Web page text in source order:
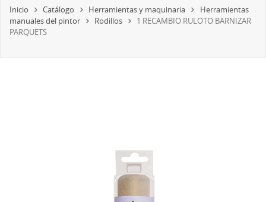
Inicio Catálogo Herramientas y maquinaria
Herramientas
manuales del pintor
Rodillos
1 RECAMBIO RULOTO BARNIZAR
PARQUETS